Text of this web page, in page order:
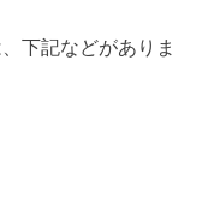
下記などがありま